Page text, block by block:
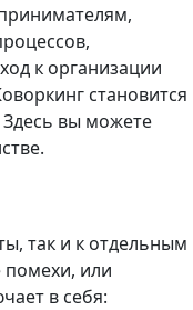
к организации
становится
вы можете
так и к отдельным
помехи, или
в себя: